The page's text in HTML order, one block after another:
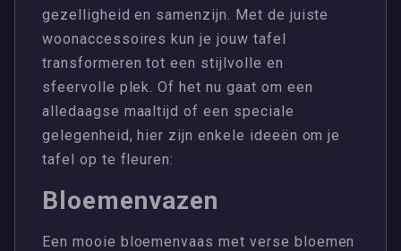
gezelligheid en samenzijn. Met de juiste
woonaccessoires kun je jouw tafel
transformeren tot een stijlvolle en
sfeervolle plek. Of het nu gaat om een
alledaagse maaltijd of een speciale
gelegenheid, hier zijn enkele ideeën om je
tafel op te fleuren:
Bloemenvazen
Een mooie bloemenvaas met verse bloemen